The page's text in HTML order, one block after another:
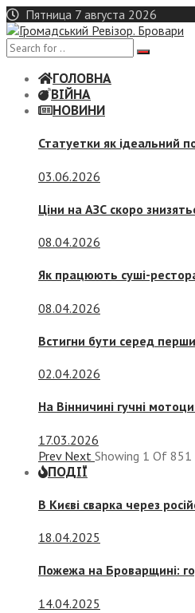
Skip
to
content
Пятница 7 августа 2026
ГОЛОВНА
ВІЙНА
НОВИНИ
Статуетки як ідеальний
03.06.2026
Ціни на АЗС скоро
08.04.2026
Як працюють суші-
08.04.2026
Встигни бути серед
02.04.2026
На Вінничині гучні
17.03.2026
Prev Next Showing 1 Of 851
ПОДІЇ
В Києві сварка через
18.04.2025
Пожежа на Броварщині:
14.04.2025